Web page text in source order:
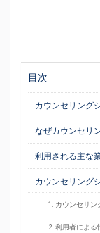
目次
カウンセリング
なぜカウンセリ
利用される主な
カウンセリング
1. カウンセリン
2. 利用者によ